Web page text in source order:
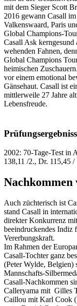
mit dem Sieger Scott
2016 gewann Casall
Valkenswaard, Paris
Global Champions-
Casall Ask kerngesund
wehenden Fahnen,
Global Champions
heimischen
vor einem emotional
Gänsehaut. Casall ist
mittlerweile 27 Jahre
Lebensfreude.
2002: 70-Tage-Test in
138,11 /2., Dr. 115,45 /
Nachkommen
Auch züchterisch ist
stand Casall in
direkter Konkurrenz
beeindruckendes Indiz
Vererbungskraft.
Im Rahmen der
Casall-Tochter ganz
(Peter Wylde,
Mannschafts-
Casall-Nachkommen
Calleryama mit Gilles
Caillou mit Karl Cook